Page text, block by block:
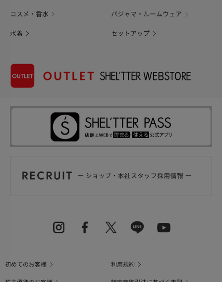
コスメ・香水 パジャマ・ルームウェア
水着 セットアップ
初めてのお客様
利用規約